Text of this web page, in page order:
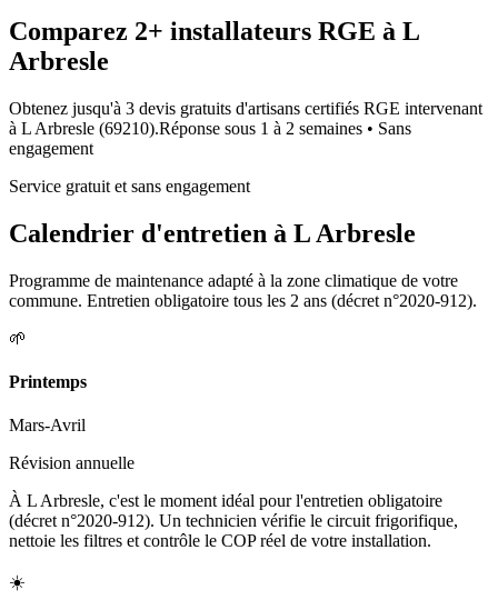
Comparez 2+ installateurs RGE à L
Arbresle
Obtenez jusqu'à 3 devis gratuits d'artisans certifiés RGE intervenant
à L Arbresle (69210).Réponse sous 1 à 2 semaines • Sans
engagement
Service gratuit et sans engagement
Calendrier d'entretien à L Arbresle
Programme de maintenance adapté à la zone climatique de votre
commune. Entretien obligatoire tous les 2 ans (décret n°2020-912).
🌱
Printemps
Mars-Avril
Révision annuelle
À L Arbresle, c'est le moment idéal pour l'entretien obligatoire
(décret n°2020-912). Un technicien vérifie le circuit frigorifique,
nettoie les filtres et contrôle le COP réel de votre installation.
☀️